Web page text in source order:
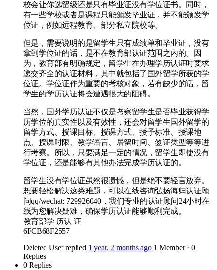
校会让你选留级还是只有毕业证没有学位证书。同时，
有一些学校或者是课程只能颁发毕业证，并不能颁发学
位证，例如远程教育、部分私立院校等。
但是，需要说明的是留学生只有成绩单和毕业证，没有
拿到学位证的话，是不在教育部认证范围之内的。因
为，教育部有明确规定，留学生在办理学历认证时要求
递交齐全的认证材料，其中就包括了国外留学所获的学
位证。学位证作为重要的考核对象，若有缺少的话，留
学生的学历认证将会遭遇很大的阻碍。
当然，国外学历认证不仅是考察留学生是否毕业获得学
历学位的真实性以及有效性，还会对留学生国外留学的
留学方式、授课目标、授课方式、授予标准、授课地
点、授课时限、教学语言、居留时间、签证类型等等进
行考察。所以，只要满足一定的情况，留学生即使没有
学位证，还是能够有其他办法完成学历认证的。
留学生没有学位证虽然很遗憾，但是绝不要轻言放弃。
想要轻松解决这类难题，可以在线咨询弘扬海归认证顾
问qq/wechat: 729926040，我们专业的认证顾问24小时在
线为您解决疑难，确保学历认证能够顺利完成。
教育部学 历认 证
6FCB68F2557
Deleted User replied 1 year, 2 months ago 1 Member · 0
Replies
0 Replies